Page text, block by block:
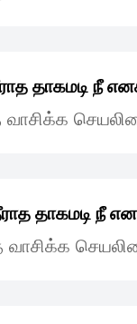
தாகமடி நீ
தாகமடி நீ